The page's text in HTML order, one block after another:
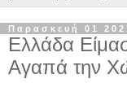
Παρασκευή 01
Ελλάδα
Αγαπά την